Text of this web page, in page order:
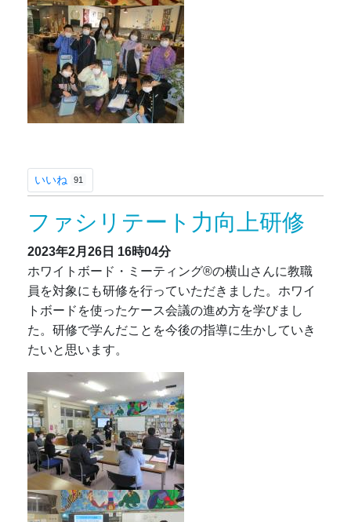
いいね 91
ファシリテート力向上研修
2023年2月26日 16時04分
ホワイトボード・ミーティング®の横山さんに教職
員を対象にも研修を行っていただきました。ホワイ
トボードを使ったケース会議の進め方を学びまし
た。研修で学んだことを今後の指導に生かしていき
たいと思います。